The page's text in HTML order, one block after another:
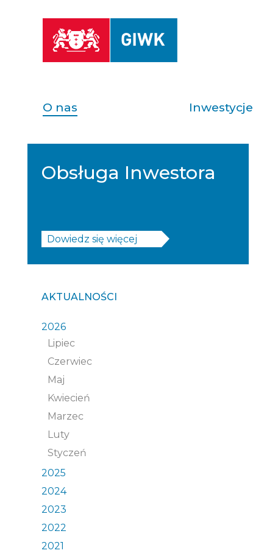
O nas Inwestycje
Obsługa Inwestora
Dowiedz się więcej
AKTUALNOŚCI
2026
Lipiec
Czerwiec
Maj
Kwiecień
Marzec
Luty
Styczeń
2025
2024
2023
2022
2021